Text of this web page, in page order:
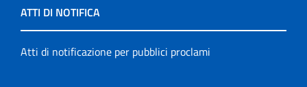
ATTI DI NOTIFICA
Atti di notificazione per pubblici proclami